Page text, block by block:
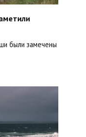
были замечены